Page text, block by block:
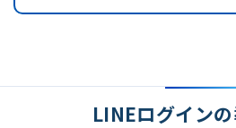
LINEログイン